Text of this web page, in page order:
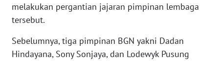
melakukan pergantian jajaran pimpinan lembaga
tersebut.
Sebelumnya, tiga pimpinan BGN yakni Dadan
Hindayana, Sony Sonjaya, dan Lodewyk Pusung
DISCLAIMER
News
Regional